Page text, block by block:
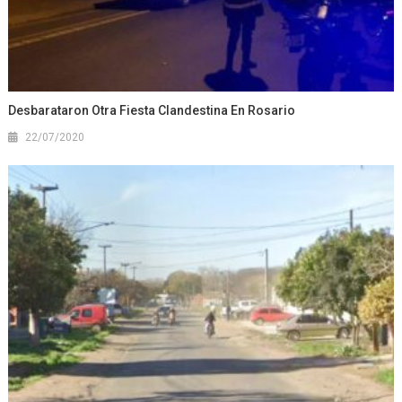
Desbarataron Otra Fiesta Clandestina En Rosario
22/07/2020